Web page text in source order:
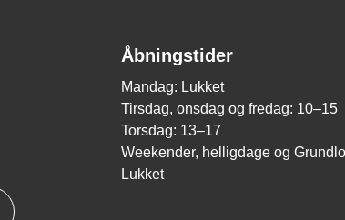
Åbningstider
Mandag: Lukket
Tirsdag, onsdag og fredag: 10–15
Torsdag: 13–17
Weekender, helligdage og
Lukket